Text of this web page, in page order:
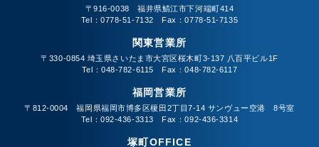
〒916-0038 福井県鯖江市下河端町414
Tel：0778-51-7132 Fax：0778-51-7135
関東営業所
〒330-0854 埼玉県さいたま市大宮区桜木町3-137 八百平ビル1F
Tel：048-782-6115 Fax：048-782-6117
福岡営業所
〒812-0004 福岡県福岡市博多区榎田2丁目7-14 サンヴュー空港 8号室
Tel：092-436-3313 Fax：092-436-3314
塚町OFFICE